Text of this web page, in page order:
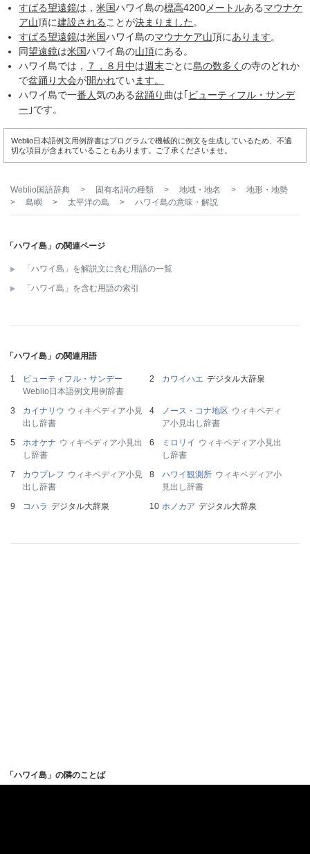
すばる望遠鏡は，米国ハワイ島の標高4200 メートルあるマウナケ
ア山頂に建設される ことが決まりました 。
すばる望遠鏡は米国ハワイ島のマウナケア山頂にあります。
同望遠鏡は米国ハワイ島の山頂にある。
ハワイ島では，
７，８ 月中は週末ごとに島の数多くの寺のどれか
で盆踊り大会が開かれています。
ハワイ島で一番人気のある盆踊り 曲は｢
ビューティフル・サンデ
ー ｣です。
Weblio日本語例文用例辞書はプログラムで機械的に例文を生成しているため、不適
切な項目が含まれていることもあります。ご了承くださいませ。
Weblio国語辞典 > 固有名詞の種類 > 地域・地名 >
地形・地勢
>
島嶼 > 太平洋の島 > ハワイ島の意味・解説
「ハワイ島」の関連ページ
「ハワイ島」を解説文に含む用語の一覧
「ハワイ島」を含む用語の索引
「ハワイ島」の関連用語
ビューティフル・サンデー
Weblio日本語例文用例辞書
カワイハエ デジタル大辞泉
カイナリウ ウィキペディア小見
出し辞書
ノース・コナ地区 ウィキペディ
ア小見出し辞書
ホオケナ ウィキペディア小見出
し辞書
ミロリイ ウィキペディア小見出
し辞書
カウプレフ ウィキペディア小見
出し辞書
ハワイ観測所 ウィキペディア小
見出し辞書
コハラ デジタル大辞泉 ホノカア デジタル大辞泉
「ハワイ島」の隣のことば